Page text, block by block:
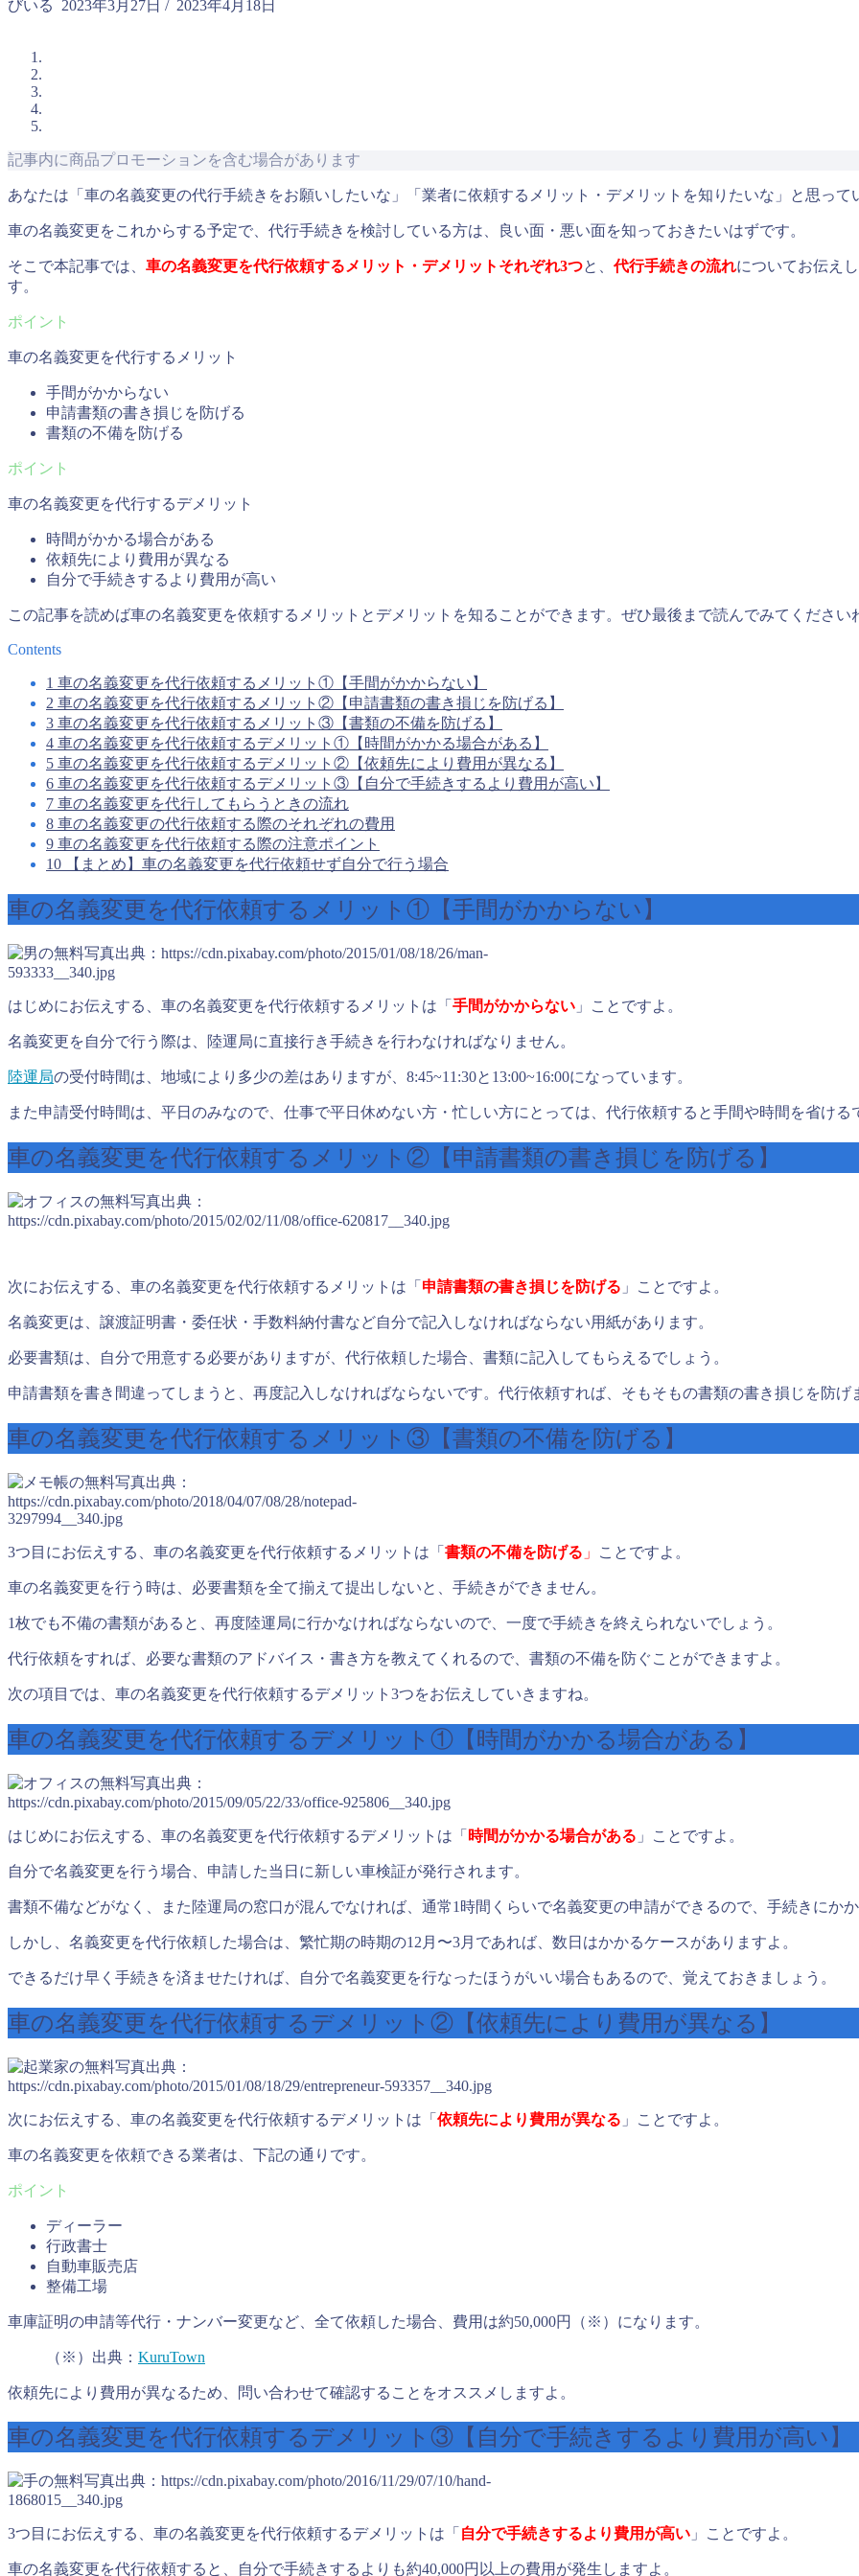
びいる 2023年3月27日 / 2023年4月18日
記事内に商品プロモーションを含む場合があります
あなたは「車の名義変更の代行手続きをお願いしたいな」「業者に依頼するメリット・デメリットを知りたいな」と思って
車の名義変更をこれからする予定で、代行手続きを検討している方は、良い面・悪い面を知っておきたいはずです。
そこで本記事では、 車の名義変更を代行依頼するメリット・デメリットそれぞれ3つと、代行手続きの流れについてお伝え
す。
車の名義変更を代行するメリット
手間がかからない
申請書類の書き損じを防げる
書類の不備を防げる
車の名義変更を代行するデメリット
時間がかかる場合がある
依頼先により費用が異なる
自分で手続きするより費用が高い
この記事を読めば車の名義変更を依頼するメリットとデメリットを知ることができます。ぜひ最後まで読んでみてください
Contents
1 車の名義変更を代行依頼するメリット①【手間がかからない】
2 車の名義変更を代行依頼するメリット②【申請書類の書き損じを防げる】
3 車の名義変更を代行依頼するメリット③【書類の不備を防げる】
4 車の名義変更を代行依頼するデメリット①【時間がかかる場合がある】
5 車の名義変更を代行依頼するデメリット②【依頼先により費用が異なる】
6 車の名義変更を代行依頼するデメリット③【自分で手続きするより費用が高い】
7 車の名義変更を代行してもらうときの流れ
8 車の名義変更の代行依頼する際のそれぞれの費用
9 車の名義変更を代行依頼する際の注意ポイント
10 【まとめ】車の名義変更を代行依頼せず自分で行う場合
車の名義変更を代行依頼するメリット①【手間がかからない】
出典：https://cdn.pixabay.com/photo/2015/01/08/18/26/man-
593333__340.jpg
はじめにお伝えする、車の名義変更を代行依頼するメリットは「 手間がかからない 」ことですよ。
名義変更を自分で行う際は、陸運局に直接行き手続きを行わなければなりません。
陸運局の受付時間は、地域により多少の差はありますが、8:45~11:30と13:00~16:00になっています。
また申請受付時間は、平日のみなので、仕事で平日休めない方・忙しい方にとっては、代行依頼すると手間や時間を省ける
車の名義変更を代行依頼するメリット②【申請書類の書き損じを防げる】
出典：
https://cdn.pixabay.com/photo/2015/02/02/11/08/office-620817__340.jpg
次にお伝えする、車の名義変更を代行依頼するメリットは「 申請書類の書き損じを防げる 」ことですよ。
名義変更は、譲渡証明書・委任状・手数料納付書など自分で記入しなければならない用紙があります。
必要書類は、自分で用意する必要がありますが、代行依頼した場合、書類に記入してもらえるでしょう。
申請書類を書き間違ってしまうと、再度記入しなければならないです。 代行依頼すれば、そもそもの書類の書き損じを防げ
車の名義変更を代行依頼するメリット③【書類の不備を防げる】
出典：
https://cdn.pixabay.com/photo/2018/04/07/08/28/notepad-
3297994__340.jpg
3つ目にお伝えする、車の名義変更を代行依頼するメリットは「 書類の不備を防げる 」 ことですよ。
車の名義変更を行う時は、必要書類を全て揃えて提出しないと、手続きができません。
1枚でも不備の書類があると、再度陸運局に行かなければならないので、一度で手続きを終えられないでしょう。
代行依頼をすれば、必要な書類のアドバイス・書き方を教えてくれるので、書類の不備を防ぐことができますよ。
次の項目では、車の名義変更を代行依頼するデメリット3つをお伝えしていきますね。
車の名義変更を代行依頼するデメリット①【時間がかかる場合がある】
出典：
https://cdn.pixabay.com/photo/2015/09/05/22/33/office-925806__340.jpg
はじめにお伝えする、車の名義変更を代行依頼するデメリットは「 時間がかかる場合がある 」ことですよ。
自分で名義変更を行う場合、申請した当日に新しい車検証が発行されます。
書類不備などがなく、また陸運局の窓口が混んでなければ、通常1時間くらいで名義変更の申請ができるので、手続きにか
しかし、名義変更を代行依頼した場合は、繁忙期の時期の12月〜3月であれば、数日はかかるケースがありますよ。
できるだけ早く手続きを済ませたければ、自分で名義変更を行なったほうがいい場合もあるので、覚えておきましょう。
車の名義変更を代行依頼するデメリット②【依頼先により費用が異なる】
出典：
https://cdn.pixabay.com/photo/2015/01/08/18/29/entrepreneur-593357__340.jpg
次にお伝えする、車の名義変更を代行依頼するデメリットは「 依頼先により費用が異なる 」ことですよ。
車の名義変更を依頼できる業者は、下記の通りです。
ディーラー
行政書士
自動車販売店
整備工場
車庫証明の申請等代行・ナンバー変更など、全て依頼した場合、費用は約50,000円（※）になります。
（※）出典： KuruTown
依頼先により費用が異なるため、問い合わせて確認することをオススメしますよ。
車の名義変更を代行依頼するデメリット③【自分で手続きするより費用が高い】
出典：https://cdn.pixabay.com/photo/2016/11/29/07/10/hand-
1868015__340.jpg
3つ目にお伝えする、車の名義変更を代行依頼するデメリットは「 自分で手続きするより費用が高い 」ことですよ。
車の名義変更を代行依頼すると、自分で手続きするよりも約40,000円以上の費用が発生しますよ。